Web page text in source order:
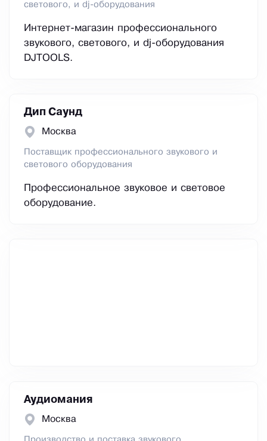
светового, и dj-оборудования
Интернет-магазин профессионального
звукового, светового, и dj-оборудования
DJTOOLS.
Дип Саунд
Москва
Поставщик профессионального звукового и
светового оборудования
Профессиональное звуковое и световое
оборудование.
Аудиомания
Москва